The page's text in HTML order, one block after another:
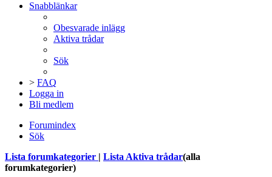
Snabblänkar
Obesvarade inlägg
Aktiva trådar
Sök
> FAQ
Logga in
Bli medlem
Forumindex
Sök
Lista forumkategorier
Lista Aktiva trådar(alla
forumkategorier)